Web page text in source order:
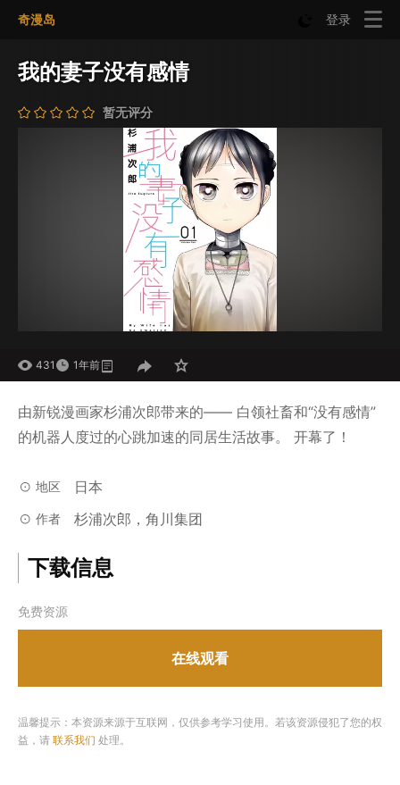
奇漫岛 登录
我的妻子没有感情
暂无评分
431 1年前
由新锐漫画家杉浦次郎带来的—— 白领社畜和“没有感情”
的机器人度过的心跳加速的同居生活故事。 开幕了！
地区 日本
作者 杉浦次郎，角川集团
下载信息
免费资源
在线观看
温馨提示：本资源来源于互联网，仅供参考学习使用。若该资源侵犯了您的权
益，请 联系我们 处理。